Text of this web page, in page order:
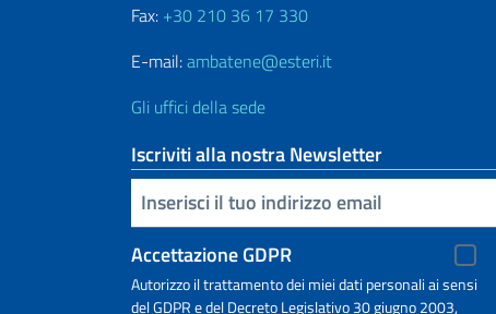
Fax: +30 210 36 17 330
E-mail:ambatene@esteri.it
Gli uffici della sede
Iscriviti alla nostra Newsletter
Inserisci la tua email
Accettazione GDPR
Autorizzo il trattamento dei miei dati personali ai sensi
del GDPR e del Decreto Legislativo 30 giugno 2003,